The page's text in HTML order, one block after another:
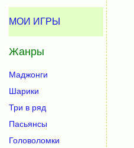
МОИ ИГРЫ
Жанры
Маджонги
Шарики
Три в ряд
Пасьянсы
Головоломки